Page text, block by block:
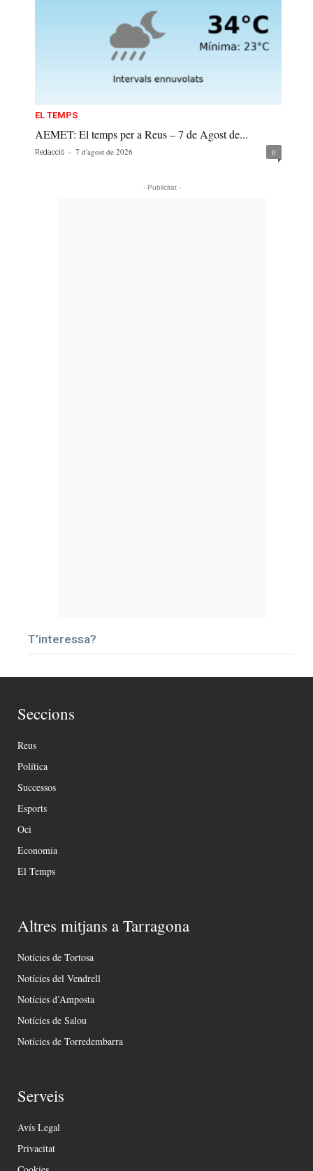
EL TEMPS
AEMET: El temps per a Reus – 7 de Agost de...
Redacció - 7 d'agost de 2026 0
- Publicitat -
T’interessa?
Seccions
Reus
Política
Successos
Esports
Oci
Economia
El Temps
Altres mitjans a Tarragona
Notícies de Tortosa
Notícies del Vendrell
Notícies d’Amposta
Notícies de Salou
Notícies de Torredembarra
Serveis
Avís Legal
Privacitat